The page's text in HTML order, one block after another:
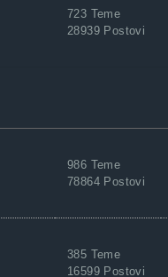
723 Teme
28939 Postovi
986 Teme
78864 Postovi
385 Teme
16599 Postovi